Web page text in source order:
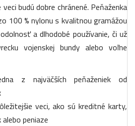
budú dobre chránené. Peňaženka
100 % nylonu s kvalitnou gramážou
a dlhodobé používanie, či už
vojenskej bundy alebo voľne
z najväčších peňaženiek od
veci, ako sú kreditné karty,
peniaze